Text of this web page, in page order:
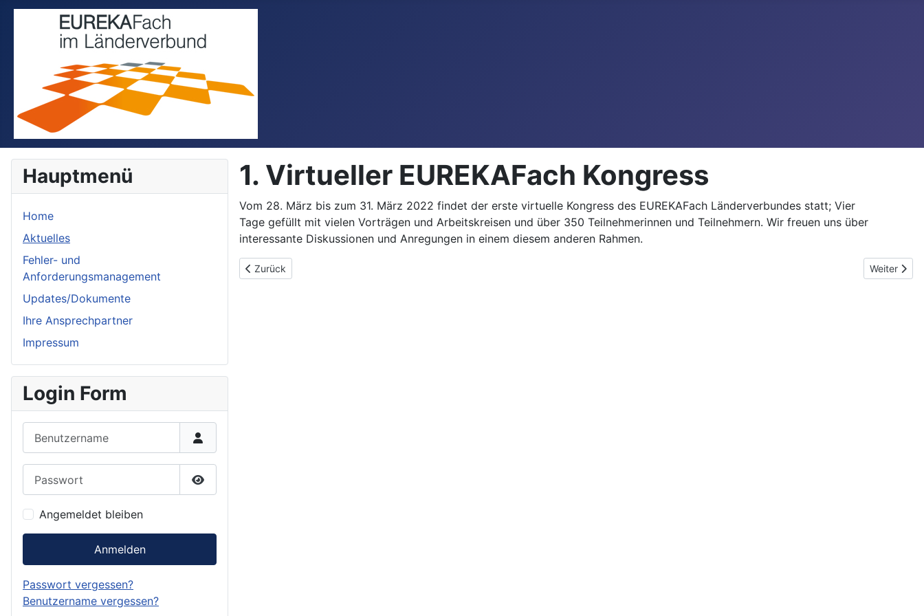
Hauptmenü
Home
Aktuelles
Fehler- und
Anforderungsmanagement
Updates/Dokumente
Ihre Ansprechpartner
Impressum
Login Form
Show Password
Angemeldet bleiben
Anmelden
Passwort vergessen?
Benutzername vergessen?
1. Virtueller EUREKAFach Kongress
Vom 28. März bis zum 31. März 2022 findet der erste virtuelle Kongress des EUREKAFach Länderverbundes statt; Vier
Tage gefüllt mit vielen Vorträgen und Arbeitskreisen und über 350 Teilnehmerinnen und Teilnehmern. Wir freuen uns über
interessante Diskussionen und Anregungen in einem diesem anderen Rahmen.
Previous article: Neuer Verbundmanager im Länderverbund
Zurück Next
Weiter